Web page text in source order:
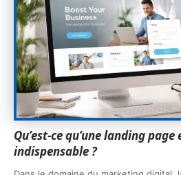
Qu’est-ce qu’une landing
indispensable ?